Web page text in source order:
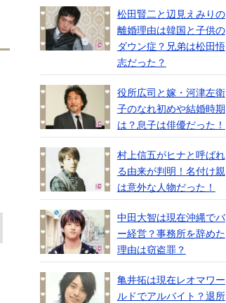
松田賢二と辺見えみりの
離婚理由は韓国と子供の
ダウン症？兄弟は松田悟
志だった？
役所広司と嫁・河津左衛
子のなれ初めや結婚時期
は？息子は俳優だった！
村上信五がヒナと呼ばれ
る由来が判明！名付け親
は意外な人物だった！
中田大智は現在沖縄でバ
ー経営？事務所を辞めた
理由は窃盗罪？
亀井拓は現在レオマワー
ルドでアルバイト？退所